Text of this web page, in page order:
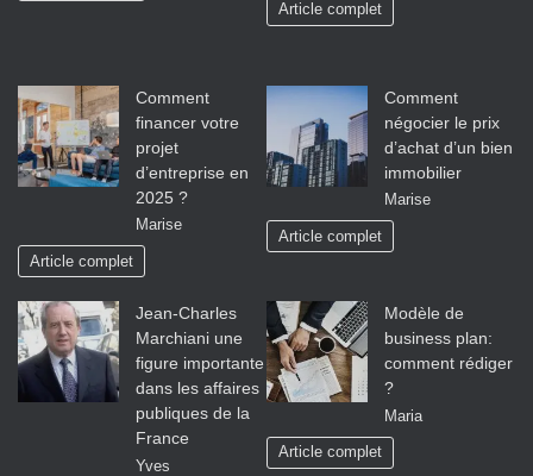
Article complet
Comment
financer votre
projet
d’entreprise en
2025 ?
Marise
Article complet
Comment
négocier le prix
d’achat d’un bien
immobilier
Marise
Article complet
Jean-Charles
Marchiani une
figure importante
dans les affaires
publiques de la
France
Yves
Modèle de
business plan:
comment rédiger
?
Maria
Article complet